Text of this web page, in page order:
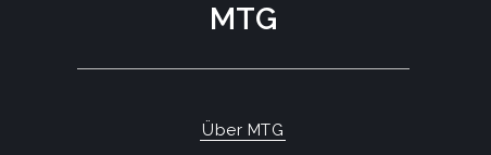
MTG
Über MTG